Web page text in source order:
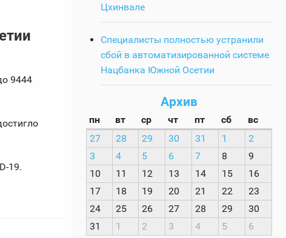
9444
19.
Цхинвале
Специалисты полностью устранили
сбой в автоматизированной системе
Нацбанка Южной Осетии
Архив
пн вт ср чт пт сб
вс
27
28 29 30 31 1
2
3
4 5 6 7 8
9
10
11 12 13 14 15
16
17
18 19 20 21 22
23
24
25 26 27 28 29
30
31
1 2 3 4 5 6